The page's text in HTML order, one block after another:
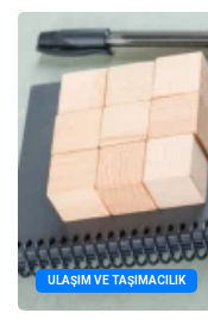
ULAŞIM VE TAŞIMACILIK